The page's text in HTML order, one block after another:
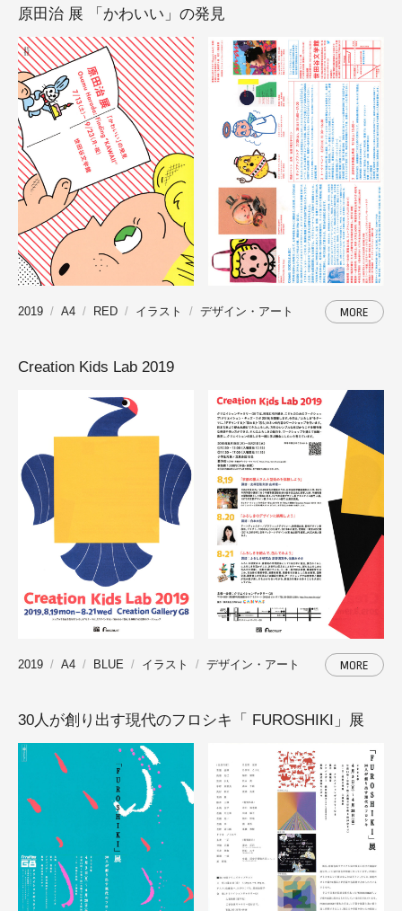
原田治 展 「かわいい」の発見
2019 A4 RED イラスト デザイン・アート MORE
Creation Kids Lab 2019
2019 A4 BLUE イラスト デザイン・アート MORE
30人が創り出す現代のフロシキ「 FUROSHIKI」展